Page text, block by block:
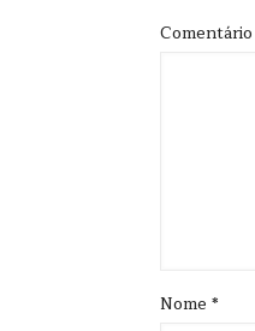
Comentário
Nome *